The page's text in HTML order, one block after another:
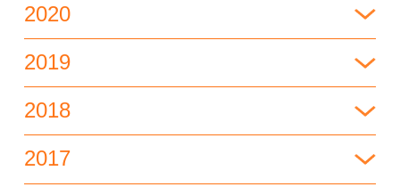
2020
2019
2018
2017